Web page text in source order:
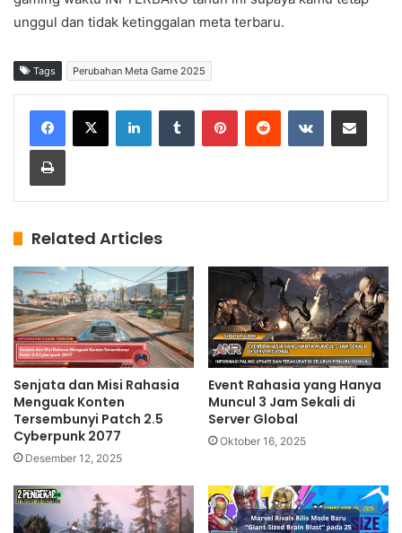
unggul dan tidak ketinggalan meta terbaru.
Tags Perubahan Meta Game 2025
Related Articles
Senjata dan Misi Rahasia
Menguak Konten
Tersembunyi Patch 2.5
Cyberpunk 2077
Desember 12, 2025
Event Rahasia yang Hanya
Muncul 3 Jam Sekali di
Server Global
Oktober 16, 2025